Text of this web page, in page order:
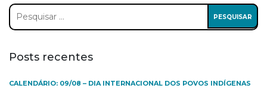
Pesquisar
por:
Posts recentes
CALENDÁRIO: 09/08 – DIA INTERNACIONAL DOS POVOS INDÍGENAS